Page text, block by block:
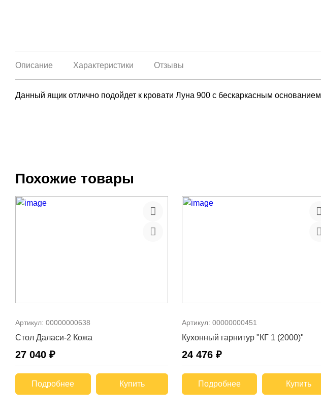
Описание Характеристики Отзывы
Данный ящик отлично подойдет к кровати Луна 900 с бескаркасным основанием
Похожие товары
Артикул: 00000000638
Стол Даласи-2 Кожа
27 040 ₽
Подробнее Купить
Артикул: 00000000451
Кухонный гарнитур "КГ 1 (2000)"
24 476 ₽
Подробнее Купить